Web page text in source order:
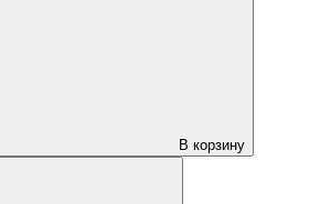
В корзину